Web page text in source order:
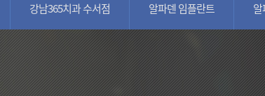
강남365치과 수서점 알파덴 임플란트